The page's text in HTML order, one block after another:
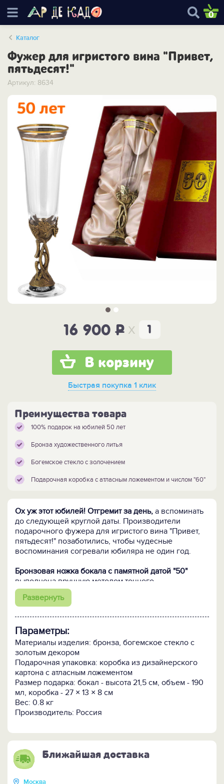
0
Каталог
Фужер для игристого вина "Привет,
пятьдесят!"
Артикул: 8634
16 900P x
В корзину
Быстрая покупка 1 клик
Преимущества товара
100% подарок на юбилей 50 лет
Бронза художественного литья
Богемское стекло с золочением
Подарочная коробка с атласным ложементом и числом "60"
Ох уж этот юбилей! Отгремит за день, а вспоминать
до следующей круглой даты. Производители
подарочного фужера для игристого вина "Привет,
пятьдесят!" позаботились, чтобы чудесные
воспоминания согревали юбиляра не один год.
Бронзовая ножка бокала с памятной датой "50"
выполнена вручную методом точного
художественного литья.
богемского стекла с золотым декорированием
Фужер помещен в подарочную коробку с атласным
ложементом, украшенную металлизированной
накладкой с числом "50".
Кому подарить:Юбиляру любой профессии и
социального статуса, в качестве корпоративного
презента или тёплого семейного поздравления на
50-летний юбилей, золотую свадьбу, юбилей
компании. Главное, что на действительно долгую
ПОСМОТРИТЕ ЕЩЕ:
-Такой же фужер в VIP-упаковке >>
-Бокал для коньяка "Половина пути" >>
Подарок-похвала "Его половина пути" >>
- Подарок-похвала "Её половина пути" >>
Развернуть
Параметры:
Материалы изделия: бронза, богемское стекло с
золотым декором
Подарочная упаковка: коробка из дизайнерского
картона с атласным ложементом
Размер подарка: бокал - высота 21,5 см, объем - 190
мл, коробка - 27 × 13 × 8 см
Вес: 0.8 кг
Производитель: Россия
Ближайшая доставка
Москва